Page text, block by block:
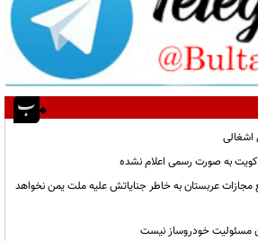
اشغالی
کویت به صورت رسمی اعلام نشده
مجازات عربستان به خاطر جنایاتش علیه ملت یمن نخواهد
مسئولیت خودروساز نیست